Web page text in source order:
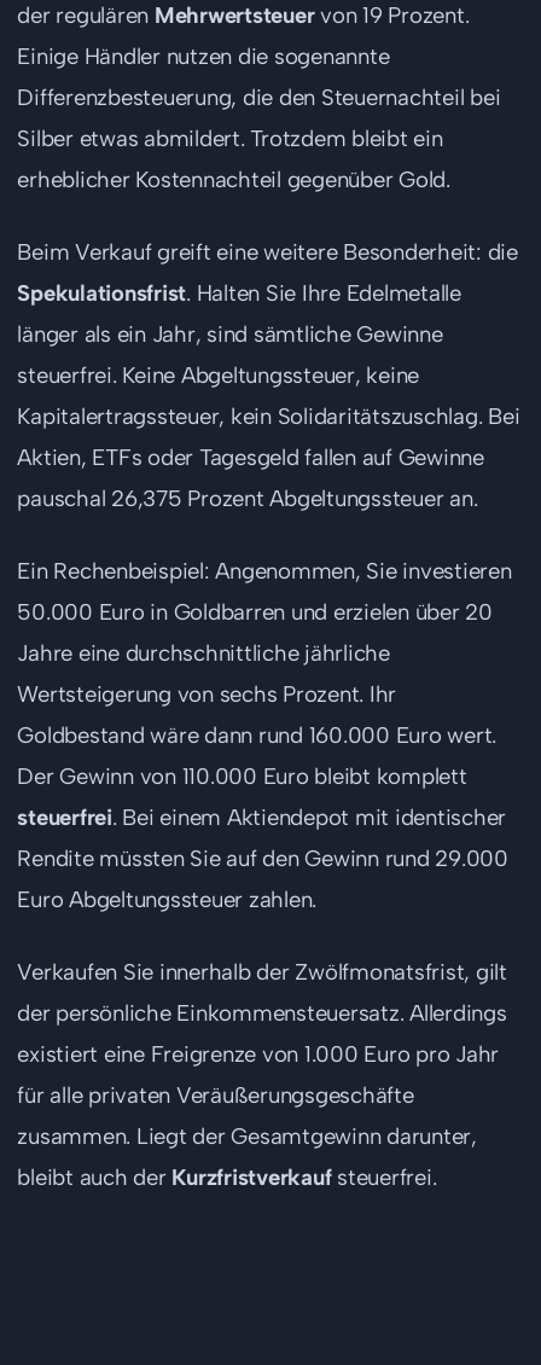
der regulären Mehrwertsteuervon 19 Prozent.
Einige Händler nutzen die sogenannte
Differenzbesteuerung, die den Steuernachteil bei
Silber etwas abmildert. Trotzdem bleibt ein
erheblicher Kostennachteil gegenüber Gold.
Beim Verkauf greift eine weitere Besonderheit: die
Spekulationsfrist. Halten Sie Ihre Edelmetalle
länger als ein Jahr, sind sämtliche Gewinne
steuerfrei. Keine Abgeltungssteuer, keine
Kapitalertragssteuer, kein Solidaritätszuschlag. Bei
Aktien, ETFs oder Tagesgeld fallen auf Gewinne
pauschal 26,375 Prozent Abgeltungssteuer an.
Ein Rechenbeispiel: Angenommen, Sie investieren
50.000 Euro in Goldbarren und erzielen über 20
Jahre eine durchschnittliche jährliche
Wertsteigerung von sechs Prozent. Ihr
Goldbestand wäre dann rund 160.000 Euro wert.
Der Gewinn von 110.000 Euro bleibt komplett
steuerfrei. Bei einem Aktiendepot mit identischer
Rendite müssten Sie auf den Gewinn rund 29.000
Euro Abgeltungssteuer zahlen.
Verkaufen Sie innerhalb der Zwölfmonatsfrist, gilt
der persönliche Einkommensteuersatz. Allerdings
existiert eine Freigrenze von 1.000 Euro pro Jahr
für alle privaten Veräußerungsgeschäfte
zusammen. Liegt der Gesamtgewinn darunter,
bleibt auch der Kurzfristverkaufsteuerfrei.